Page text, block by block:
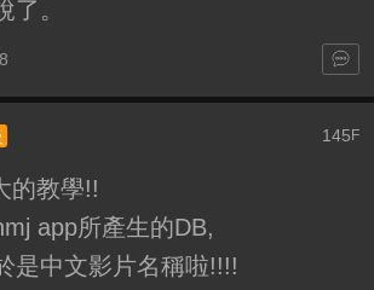
了。
145 F
的教學!!
app所產生的DB,
是中文影片名稱啦!!!!